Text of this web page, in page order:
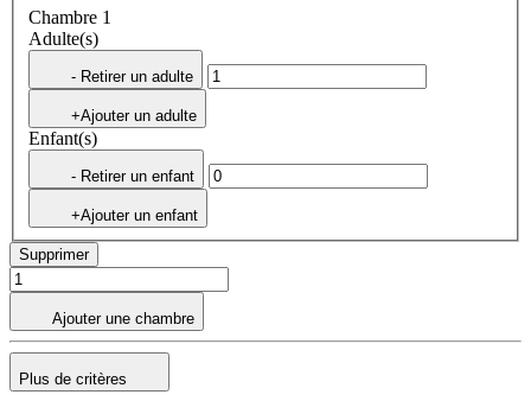
Chambre 1
Adulte(s)
- Retirer un adulte
+Ajouter un adulte
Enfant(s)
- Retirer un enfant
+Ajouter un enfant
Supprimer
Ajouter une chambre
Plus de critères